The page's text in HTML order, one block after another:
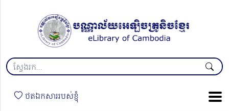
ថតឯកសាររបស់ខ្ញុំ